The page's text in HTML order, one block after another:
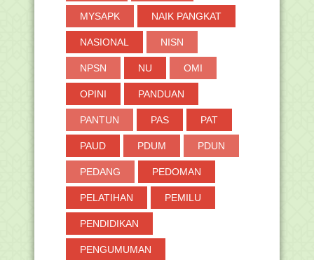
MYSAPK NAIK PANGKAT
NASIONAL NISN
NPSN NU OMI
OPINI PANDUAN
PANTUN PAS PAT
PAUD PDUM PDUN
PEDANG PEDOMAN
PELATIHAN PEMILU
PENDIDIKAN
PENGUMUMAN